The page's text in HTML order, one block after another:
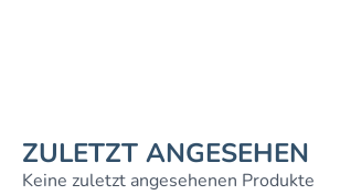
ZULETZT ANGESEHEN
Keine zuletzt angesehenen Produkte